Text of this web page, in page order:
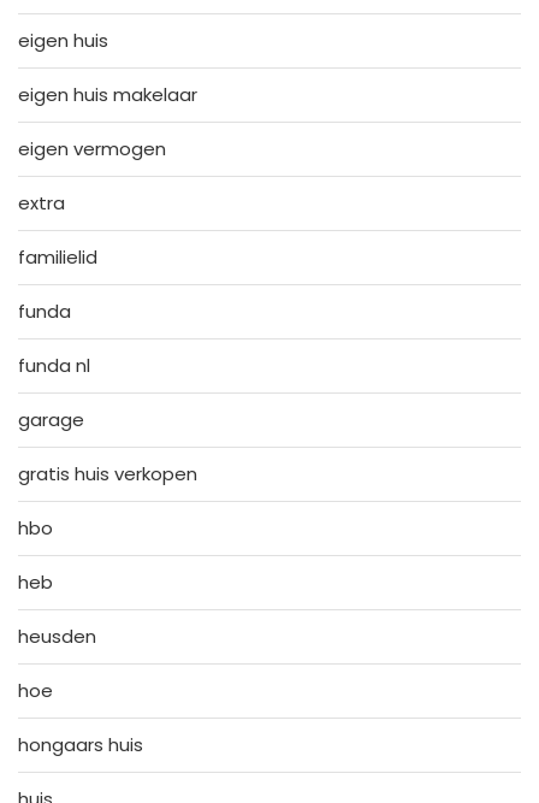
eigen huis
eigen huis makelaar
eigen vermogen
extra
familielid
funda
funda nl
garage
gratis huis verkopen
hbo
heb
heusden
hoe
hongaars huis